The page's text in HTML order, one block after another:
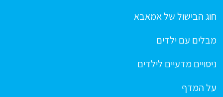
חוג הבישול של אמאבא
מבלים עם ילדים
ניסויים מדעיים לילדים
על המדף